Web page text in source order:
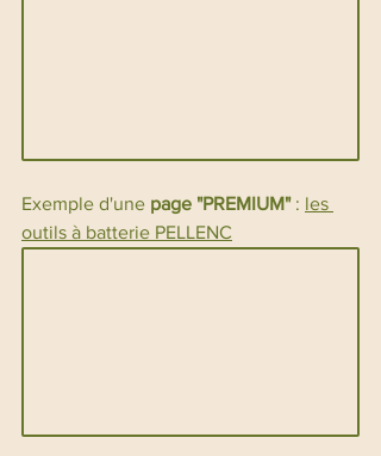
Exemple d'une page "PREMIUM" : les
outils à batterie PELLENC